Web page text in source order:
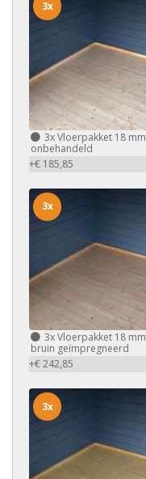
3xVloerpakket 18 mm
onbehandeld
+€ 185,85
3x
3xVloerpakket 18 mm
bruin geïmpregneerd
+€ 242,85
3x
3x